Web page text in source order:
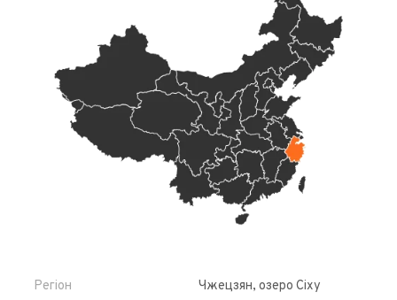
Регіон Чжецзян, озеро Сіху